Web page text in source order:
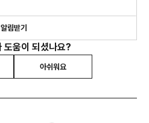
알림받기
도움이 되셨나요?
아쉬워요